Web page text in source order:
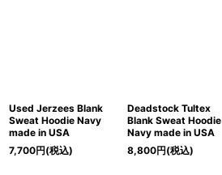
Used Jerzees Blank
Sweat Hoodie Navy
made in USA
7,700円(税込)
Deadstock Tultex
Blank Sweat Hoodie
Navy made in USA
8,800円(税込)